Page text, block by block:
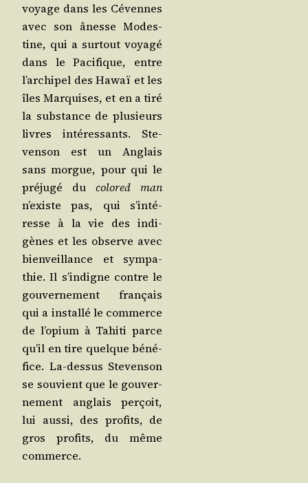
voyage dans les Cévennes
avec son ânesse Modes­
tine, qui a sur­tout voya­gé
dans le Paci­fique, entre
l’ar­chi­pel des Hawaï et les
îles Mar­quises, et en a tiré
la sub­stance de plu­sieurs
livres inté­res­sants. Ste­
ven­son est un Anglais
sans morgue, pour qui le
pré­ju­gé du colo­red man
n’existe pas, qui s’in­té­
resse à la vie des indi­
gènes et les observe avec
bien­veillance et sym­pa­
thie. Il s’in­digne contre le
gou­ver­ne­ment fran­çais
qui a ins­tal­lé le com­merce
de l’o­pium à Tahi­ti parce
qu’il en tire quelque béné­
fice. La-des­sus Ste­ven­son
se sou­vient que le gou­ver­
ne­ment anglais per­çoit,
lui aus­si, des pro­fits, de
gros pro­fits, du même
commerce.